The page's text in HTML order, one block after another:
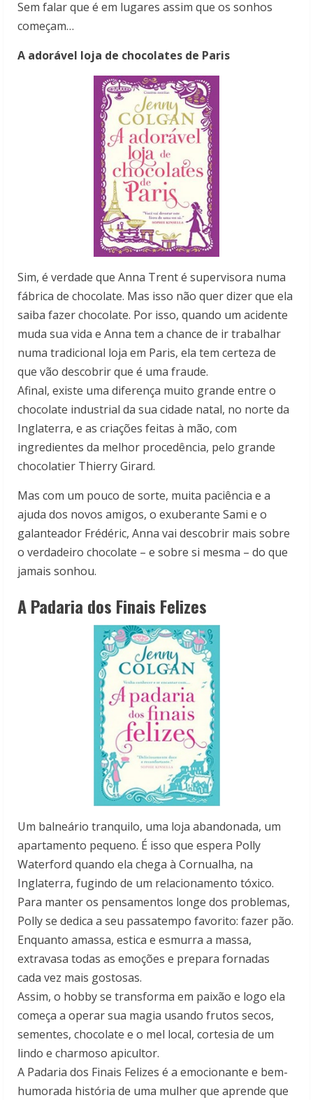
Sem falar que é em lugares assim que os sonhos
começam…
A adorável loja de chocolates de Paris
Sim, é verdade que Anna Trent é supervisora numa
fábrica de chocolate. Mas isso não quer dizer que ela
saiba fazer chocolate. Por isso, quando um acidente
muda sua vida e Anna tem a chance de ir trabalhar
numa tradicional loja em Paris, ela tem certeza de
que vão descobrir que é uma fraude.
Afinal, existe uma diferença muito grande entre o
chocolate industrial da sua cidade natal, no norte da
Inglaterra, e as criações feitas à mão, com
ingredientes da melhor procedência, pelo grande
chocolatier Thierry Girard.
Mas com um pouco de sorte, muita paciência e a
ajuda dos novos amigos, o exuberante Sami e o
galanteador Frédéric, Anna vai descobrir mais sobre
o verdadeiro chocolate – e sobre si mesma – do que
jamais sonhou.
A Padaria dos Finais Felizes
Um balneário tranquilo, uma loja abandonada, um
apartamento pequeno. É isso que espera Polly
Waterford quando ela chega à Cornualha, na
Inglaterra, fugindo de um relacionamento tóxico.
Para manter os pensamentos longe dos problemas,
Polly se dedica a seu passatempo favorito: fazer pão.
Enquanto amassa, estica e esmurra a massa,
extravasa todas as emoções e prepara fornadas
cada vez mais gostosas.
Assim, o hobby se transforma em paixão e logo ela
começa a operar sua magia usando frutos secos,
sementes, chocolate e o mel local, cortesia de um
lindo e charmoso apicultor.
A Padaria dos Finais Felizes é a emocionante e bem-
humorada história de uma mulher que aprende que